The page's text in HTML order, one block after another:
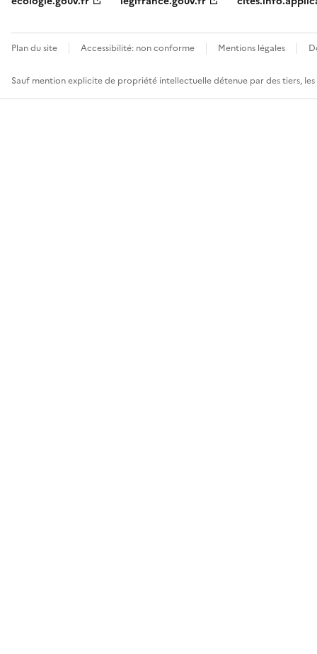
Plan du site Accessibilité: non conforme Mentions légales
Sauf mention explicite de propriété intellectuelle détenue par des tiers,